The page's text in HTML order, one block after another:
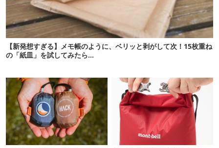
【新発想すぎる】メモ帳のように、ベリッと剥がして次！15枚重ね
の「紙皿」を試してみたら…